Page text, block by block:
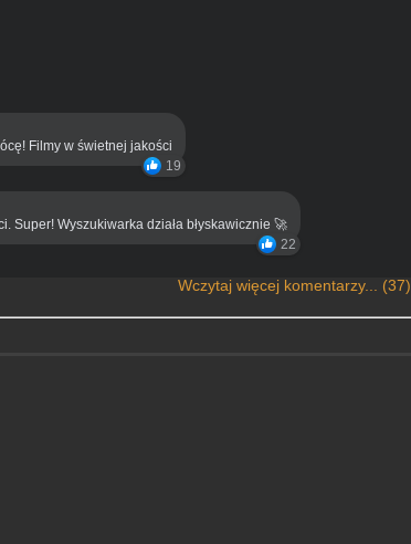
Filmy w świetnej jakości
19
Super! Wyszukiwarka działa błyskawicznie 🚀
22
Wczytaj więcej komentarzy... (37)